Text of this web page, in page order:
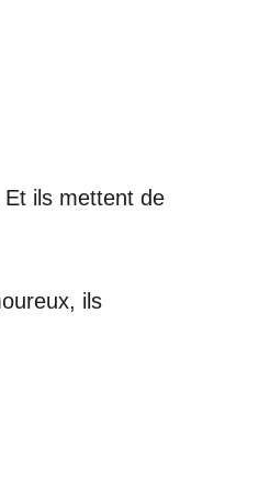
ils mettent de
ils